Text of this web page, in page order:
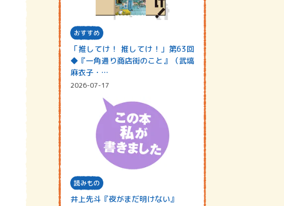
おすすめ
「推してけ！ 推してけ！」第63回
◆『一角通り商店街のこと』（武塙
麻衣子・…
2026-07-17
読みもの
井上先斗『夜がまだ明けない』